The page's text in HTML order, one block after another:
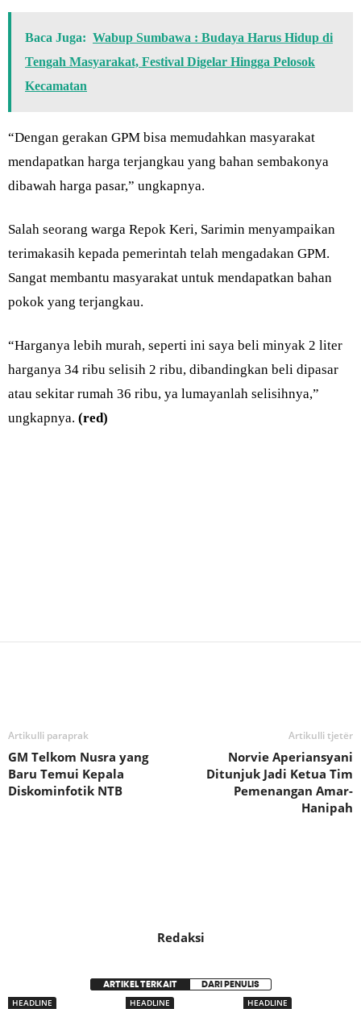
Baca Juga: Wabup Sumbawa : Budaya Harus Hidup di
Tengah Masyarakat, Festival Digelar Hingga Pelosok
Kecamatan
“Dengan gerakan GPM bisa memudahkan masyarakat
mendapatkan harga terjangkau yang bahan sembakonya
dibawah harga pasar,” ungkapnya.
Salah seorang warga Repok Keri, Sarimin menyampaikan
terimakasih kepada pemerintah telah mengadakan GPM.
Sangat membantu masyarakat untuk mendapatkan bahan
pokok yang terjangkau.
“Harganya lebih murah, seperti ini saya beli minyak 2 liter
harganya 34 ribu selisih 2 ribu, dibandingkan beli dipasar
atau sekitar rumah 36 ribu, ya lumayanlah selisihnya,”
ungkapnya. (red)
Artikulli paraprak
GM Telkom Nusra yang
Baru Temui Kepala
Diskominfotik NTB
Artikulli tjetër
Norvie Aperiansyani
Ditunjuk Jadi Ketua Tim
Pemenangan Amar-
Hanipah
Redaksi
ARTIKEL TERKAIT DARI PENULIS
HEADLINE HEADLINE HEADLINE